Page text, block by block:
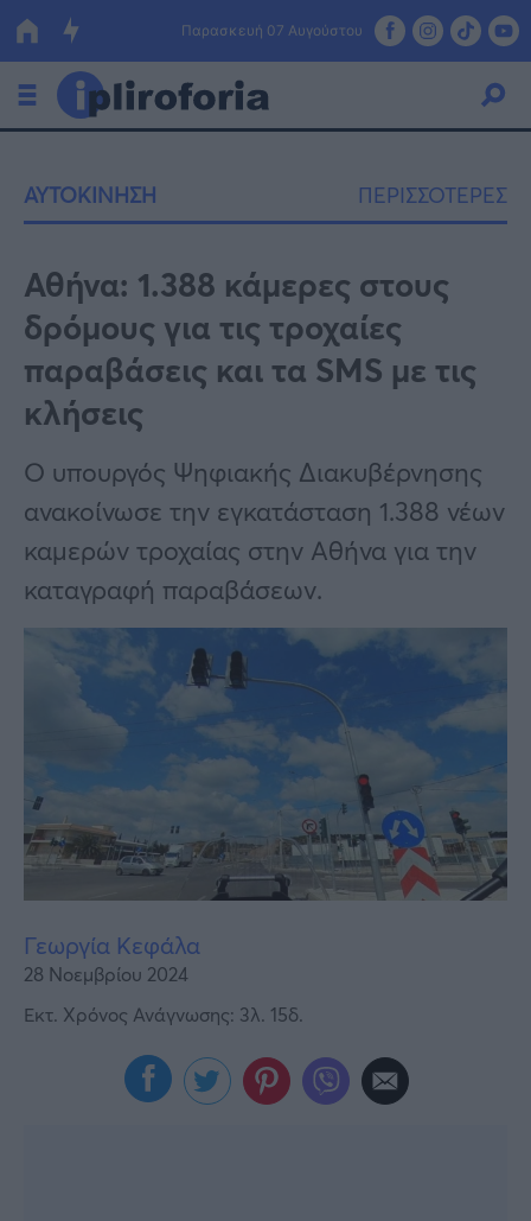
Παρασκευή 07 Αυγούστου
Οικονομία
Πολιτική
Τράπεζες
Επιδοτήσεις
ΕΣΠΑ
Κόσμος
Lifestyle
Αθλητικά
Υγεία
Γυναίκα
Καιρός
ΑΥΤΟΚΙΝΗΣΗ ΠΕΡΙΣΣΟΤΕΡΕΣ
Αθήνα: 1.388 κάμερες στους
δρόμους για τις τροχαίες
παραβάσεις και τα SMS με τις
κλήσεις
Ο υπουργός Ψηφιακής Διακυβέρνησης
ανακοίνωσε την εγκατάσταση 1.388 νέων
καμερών τροχαίας στην Αθήνα για την
καταγραφή παραβάσεων.
Γεωργία Κεφάλα
28 Νοεμβρίου 2024
Εκτ. Χρόνος Ανάγνωσης: 3λ. 15δ.